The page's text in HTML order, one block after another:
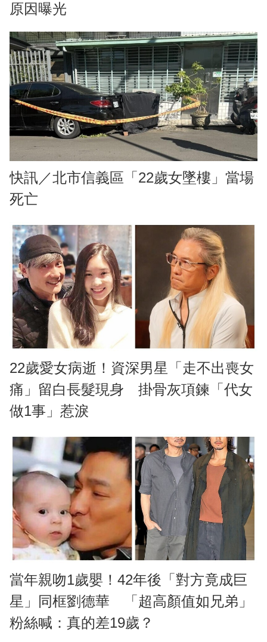
原因曝光
快訊／北市信義區「22歲女墜樓」當場
死亡
22歲愛女病逝！資深男星「走不出喪女
痛」留白長髮現身 掛骨灰項鍊「代女
做1事」惹淚
當年親吻1歲嬰！42年後「對方竟成巨
星」同框劉德華 「超高顏值如兄弟」
粉絲喊：真的差19歲？